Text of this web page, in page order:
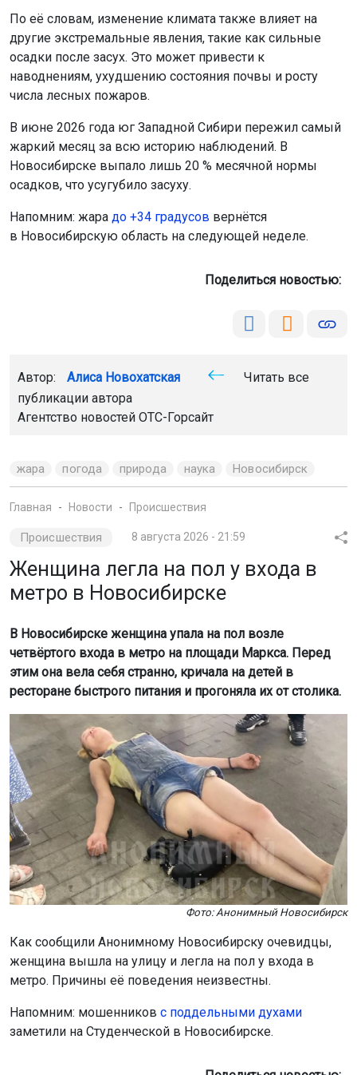
По её словам, изменение климата также влияет на
другие экстремальные явления, такие как сильные
осадки после засух. Это может привести к
наводнениям, ухудшению состояния почвы и росту
числа лесных пожаров.
В июне 2026 года юг Западной Сибири пережил самый
жаркий месяц за всю историю наблюдений. В
Новосибирске выпало лишь 20 % месячной нормы
осадков, что усугубило засуху.
Напомним: жара до +34 градусов вернётся
в Новосибирскую область на следующей неделе.
Поделиться новостью:
Автор: Алиса Новохатская
Читать все
публикации автора
Агентство новостей ОТС-Горсайт
жара погода природа наука Новосибирск
Главная Новости Происшествия
Происшествия 8 августа 2026 - 21:59
Женщина легла на пол у входа в
метро в Новосибирске
В Новосибирске женщина упала на пол возле
четвёртого входа в метро на площади Маркса. Перед
этим она вела себя странно, кричала на детей в
ресторане быстрого питания и прогоняла их от столика.
Фото: Анонимный Новосибирск
Как сообщили Анонимному Новосибирску очевидцы,
женщина вышла на улицу и легла на пол у входа в
метро. Причины её поведения неизвестны.
Напомним: мошенников с поддельными духами
заметили на Студенческой в Новосибирске.